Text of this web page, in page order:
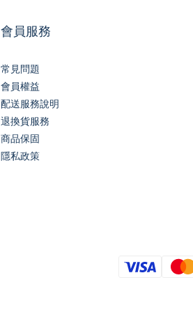
會員服務
常見問題
會員權益
配送服務說明
退換貨服務
商品保固
隱私政策